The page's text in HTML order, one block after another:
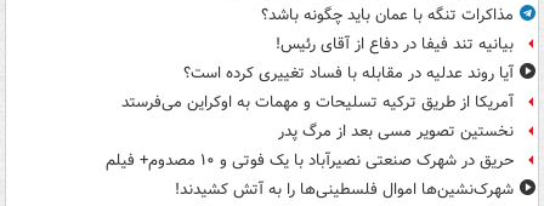
مذاکرات تنگه با عمان باید چگونه باشد؟
بیانیه تند فیفا در دفاع از آقای رئیس!
آیا روند عدلیه در مقابله با فساد تغییری کرده است؟
آمریکا از طریق ترکیه تسلیحات و مهمات به اوکراین می‌فرستد
نخستین تصویر مسی بعد از مرگ پدر
حریق در شهرک صنعتی نصیرآباد با یک فوتی و ۱۰ مصدوم+ فیلم
شهرک‌نشین‌ها اموال فلسطینی‌ها را به آتش کشیدند!